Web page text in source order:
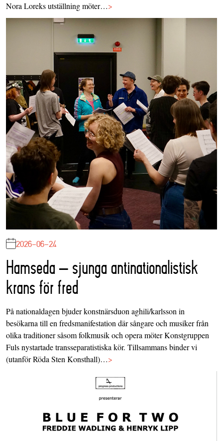
Nora Loreks utställning möter…>
2026-06-24
Hamseda – sjunga antinationalistisk
krans för fred
På nationaldagen bjuder konstnärsduon aghili/karlsson in
besökarna till en fredsmanifestation där sångare och musiker från
olika traditioner såsom folkmusik och opera möter Konstgruppen
Fuls nystartade transseparatistiska kör. Tillsammans binder vi
(utanför Röda Sten Konsthall)…>